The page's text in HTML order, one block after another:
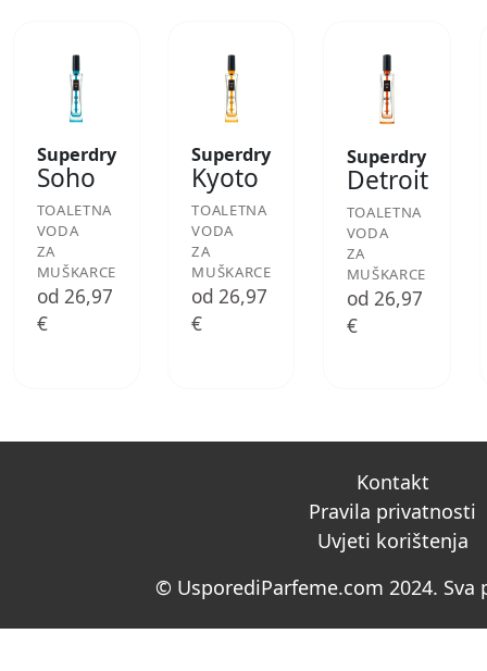
Superdry
Soho
TOALETNA
VODA
ZA
MUŠKARCE
od 26,97
€
Superdry
Kyoto
TOALETNA
VODA
ZA
MUŠKARCE
od 26,97
€
Superdry
Detroit
TOALETNA
VODA
ZA
MUŠKARCE
od 26,97
€
Kontakt
Pravila privatnosti
Uvjeti korištenja
© UsporediParfeme.com 2024. Sva